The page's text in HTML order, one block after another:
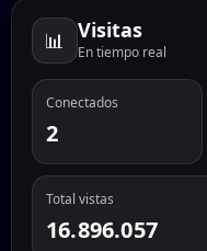
📊 Visitas
En tiempo real
Conectados
2
Total vistas
16.896.057